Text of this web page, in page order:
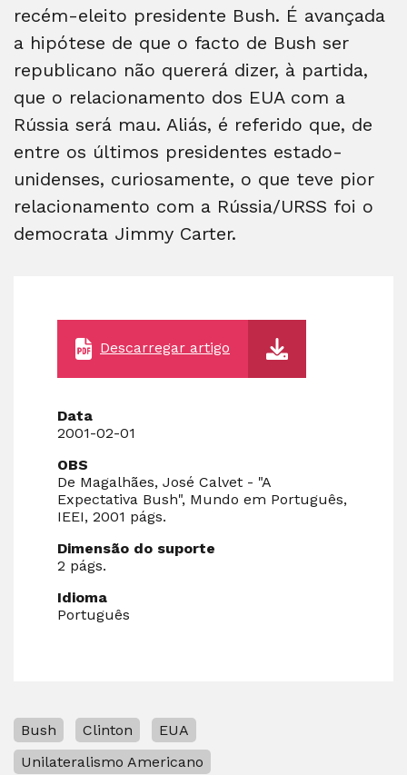
recém-eleito presidente Bush. É avançada
a hipótese de que o facto de Bush ser
republicano não quererá dizer, à partida,
que o relacionamento dos EUA com a
Rússia será mau. Aliás, é referido que, de
entre os últimos presidentes estado-
unidenses, curiosamente, o que teve pior
relacionamento com a Rússia/URSS foi o
democrata Jimmy Carter.
Descarregar artigo
Data
2001-02-01
OBS
De Magalhães, José Calvet - "A
Expectativa Bush", Mundo em Português,
IEEI, 2001 págs.
Dimensão do suporte
2 págs.
Idioma
Português
Bush Clinton
EUA
Unilateralismo Americano